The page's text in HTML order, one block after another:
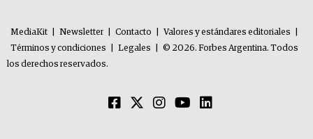
MediaKit Newsletter Contacto Valores y estándares editoriales
Términos y condiciones
Legales
© 2026. Forbes Argentina. Todos
los derechos reservados.